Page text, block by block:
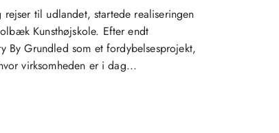
til udlandet, startede realiseringen
Kunsthøjskole. Efter endt
By Grundled som et fordybelsesprojekt,
virksomheden er i dag...